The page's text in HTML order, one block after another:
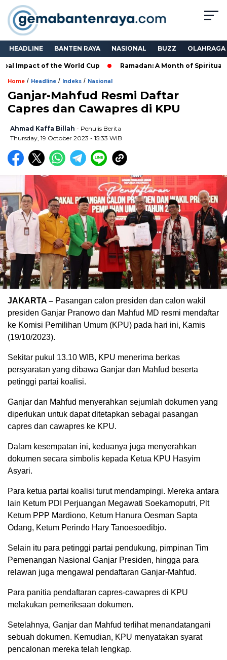
HEADLINE BANTEN RAYA NASIONAL BUZZ OLAHRAGA
Impact of the World Cup Ramadan: A Month of Spiritual
Home / Headline / Indeks / Nasional
Ganjar-Mahfud Resmi Daftar
Capres dan Cawapres di KPU
Ahmad Kaffa Billah - Penulis Berita
Thursday, 19 October 2023 - 15:33 WIB
JAKARTA – Pasangan calon presiden dan calon wakil
presiden Ganjar Pranowo dan Mahfud MD resmi mendaftar
ke Komisi Pemilihan Umum (KPU) pada hari ini, Kamis
(19/10/2023).
Sekitar pukul 13.10 WIB, KPU menerima berkas
persyaratan yang dibawa Ganjar dan Mahfud beserta
petinggi partai koalisi.
Ganjar dan Mahfud menyerahkan sejumlah dokumen yang
diperlukan untuk dapat ditetapkan sebagai pasangan
capres dan cawapres ke KPU.
Dalam kesempatan ini, keduanya juga menyerahkan
dokumen secara simbolis kepada Ketua KPU Hasyim
Asyari.
Para ketua partai koalisi turut mendampingi. Mereka antara
lain Ketum PDI Perjuangan Megawati Soekarnoputri, Plt
Ketum PPP Mardiono, Ketum Hanura Oesman Sapta
Odang, Ketum Perindo Hary Tanoesoedibjo.
Selain itu para petinggi partai pendukung, pimpinan Tim
Pemenangan Nasional Ganjar Presiden, hingga para
relawan juga mengawal pendaftaran Ganjar-Mahfud.
Para panitia pendaftaran capres-cawapres di KPU
melakukan pemeriksaan dokumen.
Setelahnya, Ganjar dan Mahfud terlihat menandatangani
sebuah dokumen. Kemudian, KPU menyatakan syarat
pencalonan mereka telah lengkap.